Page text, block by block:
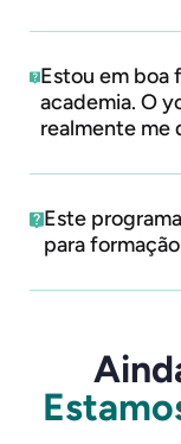
Estou em boa
academia. O
realmente me
Este
para